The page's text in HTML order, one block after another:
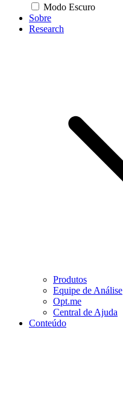
Modo Escuro
Sobre
Research
Produtos
Equipe de Análise
Opt.me
Central de Ajuda
Conteúdo